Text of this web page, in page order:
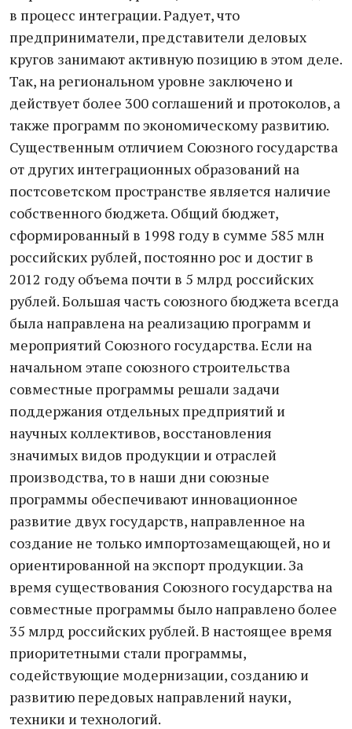
в процесс интеграции. Радует, что
предприниматели, представители деловых
кругов занимают активную позицию в этом деле.
Так, на региональном уровне заключено и
действует более 300 соглашений и протоколов, а
также программ по экономическому развитию.
Существенным отличием Союзного государства
от других интеграционных образований на
постсоветском пространстве является наличие
собственного бюджета. Общий бюджет,
сформированный в 1998 году в сумме 585 млн
российских рублей, постоянно рос и достиг в
2012 году объема почти в 5 млрд российских
рублей. Большая часть союзного бюджета всегда
была направлена на реализацию программ и
мероприятий Союзного государства. Если на
начальном этапе союзного строительства
совместные программы решали задачи
поддержания отдельных предприятий и
научных коллективов, восстановления
значимых видов продукции и отраслей
производства, то в наши дни союзные
программы обеспечивают инновационное
развитие двух государств, направленное на
создание не только импортозамещающей, но и
ориентированной на экспорт продукции. За
время существования Союзного государства на
совместные программы было направлено более
35 млрд российских рублей. В настоящее время
приоритетными стали программы,
содействующие модернизации, созданию и
развитию передовых направлений науки,
техники и технологий.